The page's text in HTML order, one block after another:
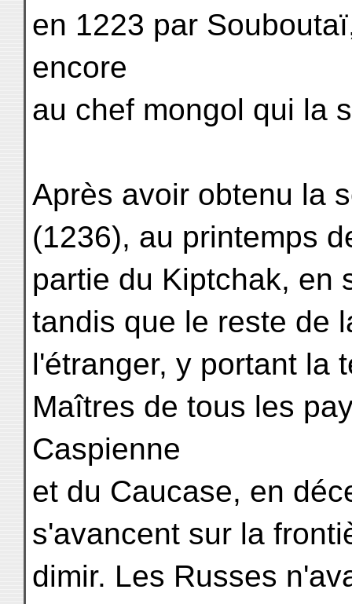
en 1223 par
encore
au chef mongol qui la
Après avoir obtenu la
(1236), au printemps
partie du Kiptchak, en
tandis que le reste de
l'étranger, y portant la
Maîtres de tous les
Caspienne
et du Caucase, en
s'avancent sur la
dimir. Les Russes